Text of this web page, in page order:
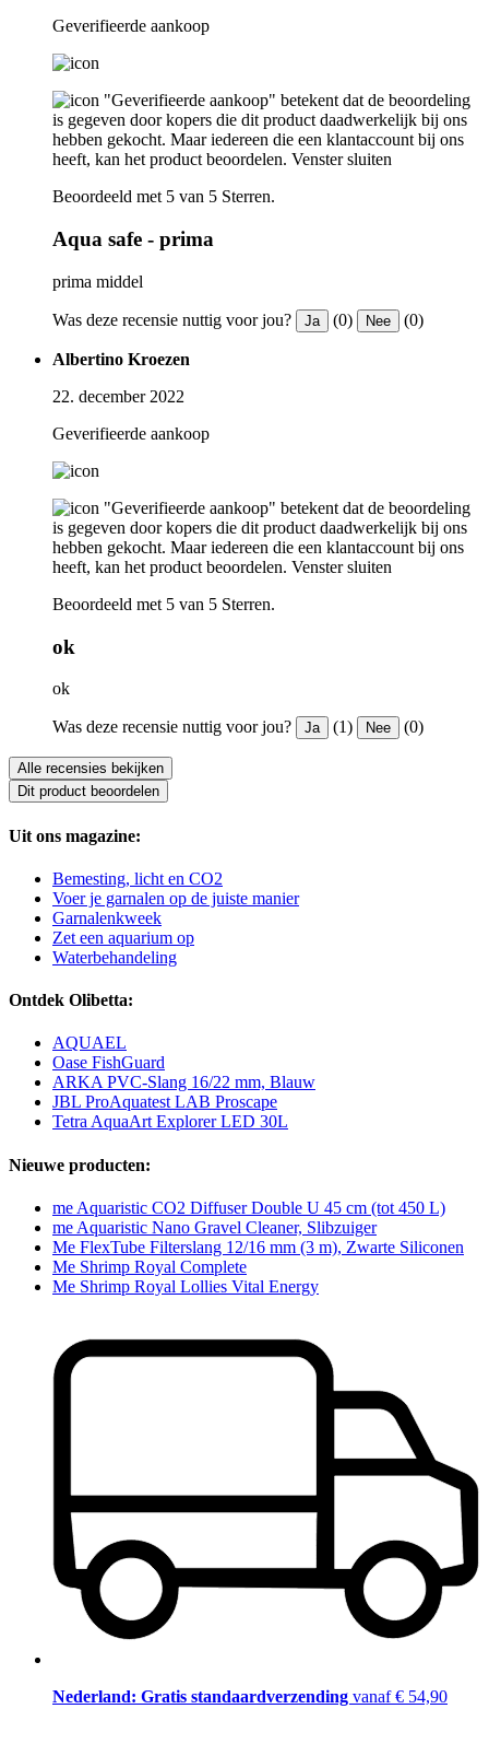
Geverifieerde aankoop
"Geverifieerde aankoop" betekent dat de beoordeling
is gegeven door kopers die dit product daadwerkelijk bij ons
hebben gekocht. Maar iedereen die een klantaccount bij ons
heeft, kan het product beoordelen. Venster sluiten
Beoordeeld met 5 van 5 Sterren.
Aqua safe - prima
prima middel
Was deze recensie nuttig voor jou? Ja (0) Nee (0)
Albertino Kroezen
22. december 2022
Geverifieerde aankoop
"Geverifieerde aankoop" betekent dat de beoordeling
is gegeven door kopers die dit product daadwerkelijk bij ons
hebben gekocht. Maar iedereen die een klantaccount bij ons
heeft, kan het product beoordelen. Venster sluiten
Beoordeeld met 5 van 5 Sterren.
ok
ok
Was deze recensie nuttig voor jou? Ja (1) Nee (0)
Alle recensies bekijken
Dit product beoordelen
Uit ons magazine:
Bemesting, licht en CO2
Voer je garnalen op de juiste manier
Garnalenkweek
Zet een aquarium op
Waterbehandeling
Ontdek Olibetta:
AQUAEL
Oase FishGuard
ARKA PVC-Slang 16/22 mm, Blauw
JBL ProAquatest LAB Proscape
Tetra AquaArt Explorer LED 30L
Nieuwe producten:
me Aquaristic CO2 Diffuser Double U 45 cm (tot 450 L)
me Aquaristic Nano Gravel Cleaner, Slibzuiger
Me FlexTube Filterslang 12/16 mm (3 m), Zwarte Siliconen
Me Shrimp Royal Complete
Me Shrimp Royal Lollies Vital Energy
Nederland: Gratis standaardverzending vanaf € 54,90